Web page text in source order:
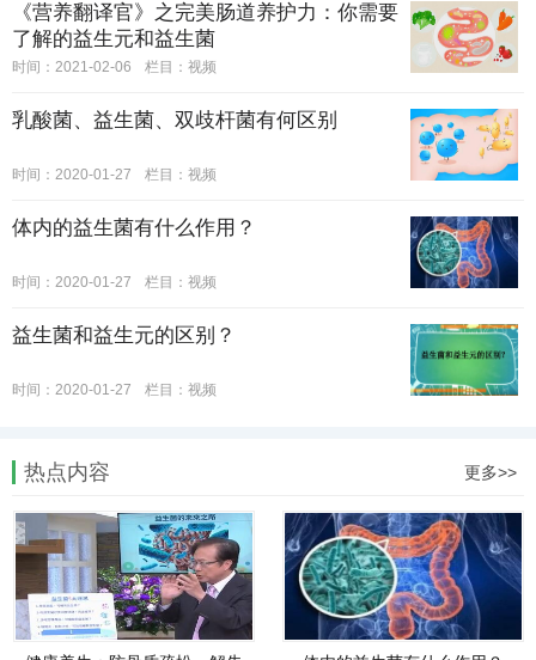
《营养翻译官》之完美肠道养护力：你需要
了解的益生元和益生菌
时间：2021-02-06 栏目： 视频
乳酸菌、益生菌、双歧杆菌有何区别
时间：2020-01-27 栏目： 视频
体内的益生菌有什么作用？
时间：2020-01-27 栏目： 视频
益生菌和益生元的区别？
时间：2020-01-27 栏目： 视频
热点内容 更多>>